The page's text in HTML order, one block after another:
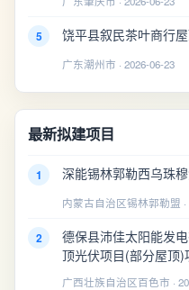
5 饶平县叙民茶叶商行
广东潮州市 · 2026-06-23
最新拟建项目
1 深能锡林郭勒西乌珠
内蒙古自治区锡林郭勒盟 ·
2
德保县沛佳太阳能发
顶光伏项目(部分屋顶)
广西壮族自治区百色市 ·